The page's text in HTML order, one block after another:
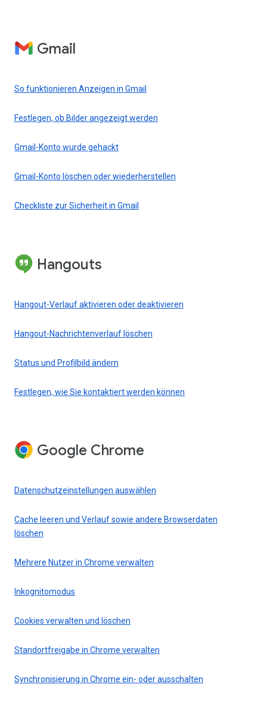
Gmail
So funktionieren Anzeigen in Gmail
Festlegen, ob Bilder angezeigt werden
Gmail-Konto wurde gehackt
Gmail-Konto löschen oder wiederherstellen
Checkliste zur Sicherheit in Gmail
Hangouts
Hangout-Verlauf aktivieren oder deaktivieren
Hangout-Nachrichtenverlauf löschen
Status und Profilbild ändern
Festlegen, wie Sie kontaktiert werden können
Google Chrome
Datenschutzeinstellungen auswählen
Cache leeren und Verlauf sowie andere Browserdaten
löschen
Mehrere Nutzer in Chrome verwalten
Inkognitomodus
Cookies verwalten und löschen
Standortfreigabe in Chrome verwalten
Synchronisierung in Chrome ein- oder ausschalten